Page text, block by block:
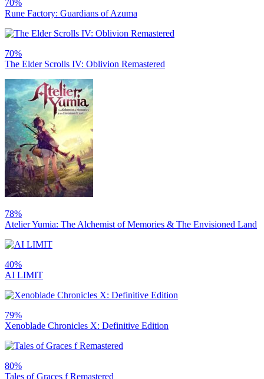
70%
Rune Factory: Guardians of Azuma
70%
The Elder Scrolls IV: Oblivion Remastered
78%
Atelier Yumia: The Alchemist of Memories & The Envisioned Land
40%
AI LIMIT
79%
Xenoblade Chronicles X: Definitive Edition
80%
Tales of Graces f Remastered